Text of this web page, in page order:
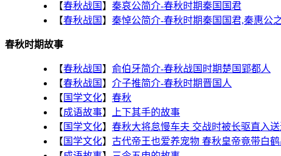
【春秋战国 】 秦哀公简介-春秋时期秦国国君
【春秋战国 】 秦悼公简介-春秋时期秦国国君,秦惠公
春秋时期故事
【春秋战国 】 俞伯牙简介-春秋战国时期楚国郢都人
【春秋战国 】 介子推简介-春秋时期晋国人
【 国学文化】 春秋
【成语故事】 上下其手的故事
【 国学文化】 春秋大将怠慢车夫 交战时被长驱直入
【 国学文化】 古代帝王也爱养宠物 春秋皇帝竟带白